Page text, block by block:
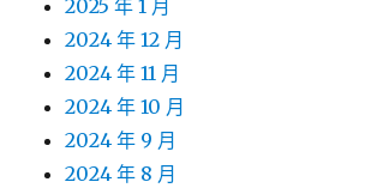
2025 年 1 月
2024 年 12 月
2024 年 11 月
2024 年 10 月
2024 年 9 月
2024 年 8 月